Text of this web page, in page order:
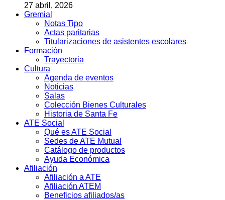
27 abril, 2026
Gremial
Notas Tipo
Actas paritarias
Titularizaciones de asistentes escolares
Formación
Trayectoria
Cultura
Agenda de eventos
Noticias
Salas
Colección Bienes Culturales
Historia de Santa Fe
ATE Social
Qué es ATE Social
Sedes de ATE Mutual
Catálogo de productos
Ayuda Económica
Afiliación
Afiliación a ATE
Afiliación ATEM
Beneficios afiliados/as